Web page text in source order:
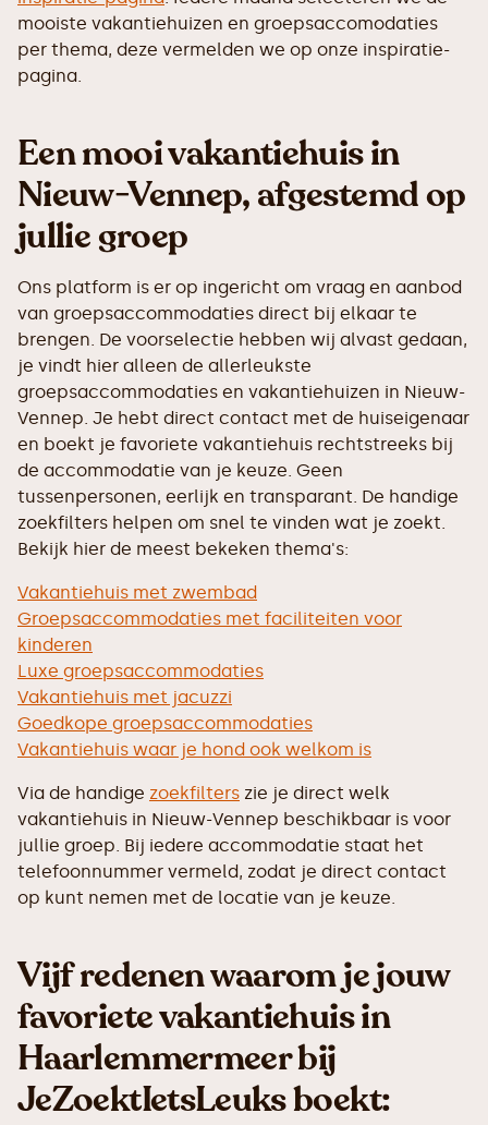
mooiste vakantiehuizen en groepsaccomodaties
per thema, deze vermelden we op onze inspiratie-
pagina.
Een mooi vakantiehuis in
Nieuw-Vennep, afgestemd op
jullie groep
Ons platform is er op ingericht om vraag en aanbod
van groepsaccommodaties direct bij elkaar te
brengen. De voorselectie hebben wij alvast gedaan,
je vindt hier alleen de allerleukste
groepsaccommodaties en vakantiehuizen in Nieuw-
Vennep. Je hebt direct contact met de huiseigenaar
en boekt je favoriete vakantiehuis rechtstreeks bij
de accommodatie van je keuze. Geen
tussenpersonen, eerlijk en transparant. De handige
zoekfilters helpen om snel te vinden wat je zoekt.
Bekijk hier de meest bekeken thema's:
Vakantiehuis met zwembad
Groepsaccommodaties met faciliteiten voor
kinderen
Luxe groepsaccommodaties
Vakantiehuis met jacuzzi
Goedkope groepsaccommodaties
Vakantiehuis waar je hond ook welkom is
Via de handige zoekfilters zie je direct welk
vakantiehuis in Nieuw-Vennep beschikbaar is voor
jullie groep. Bij iedere accommodatie staat het
telefoonnummer vermeld, zodat je direct contact
op kunt nemen met de locatie van je keuze.
Vijf redenen waarom je jouw
favoriete vakantiehuis in
Haarlemmermeer bij
JeZoektIetsLeuks boekt: